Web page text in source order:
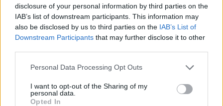
disclosure of your personal information by third parties on the
IAB’s list of downstream participants. This information may
also be disclosed by us to third parties on the IAB’s List of
Downstream Participants that may further disclose it to other
Personal Data Processing Opt Outs
I want to opt-out of the Sharing of my
personal data.
Opted In
CONDIVIDERE: